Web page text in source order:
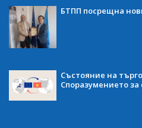
БТПП посрещна
Състояние на
Споразумението